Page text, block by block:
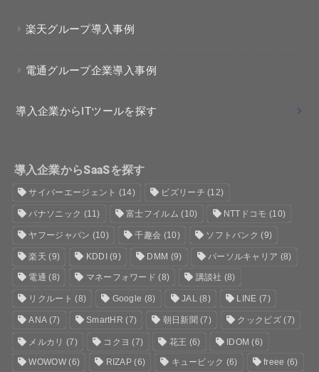
楽天グループ導入事例
電通グループ企業導入事例
導入企業からITツールを探す
導入企業からSaaSを探す
サイバーエージェント (14) ビズリーチ (12)
パナソニック (11) 富士フイルム (10) NTTドコモ (10)
ヤフージャパン (10) 千趣会 (10) ソフトバンク (9)
楽天 (9) KDDI(9) DMM (9) パーソルキャリア (8)
電通 (8) マネーフォワード (8) 講談社 (8)
リクルート (8) Google (8) JAL(8) LINE (7)
ANA(7) SmartHR (7) 朝日新聞 (7) クックビズ(7)
メルカリ (7) コクヨ (7) 花王 (6) IDOM (6)
WOWOW(6) RIZAP (6) キュービック (6) freee (6)